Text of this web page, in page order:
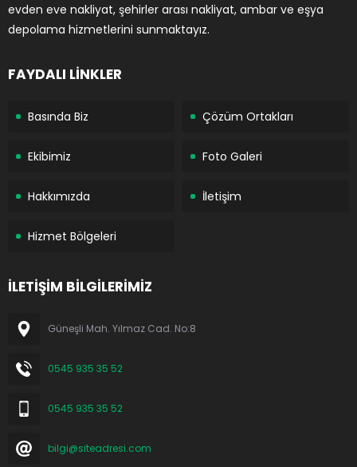
evden eve nakliyat, şehirler arası nakliyat, ambar ve eşya
depolama hizmetlerini sunmaktayız.
FAYDALI LİNKLER
Basında Biz Çözüm Ortakları
Ekibimiz Foto Galeri
Hakkımızda İletişim
Hizmet Bölgeleri
İLETİŞİM BİLGİLERİMİZ
Güneşli Mah. Yılmaz Cad. No:8
0545 935 35 52
0545 935 35 52
bilgi@siteadresi.com